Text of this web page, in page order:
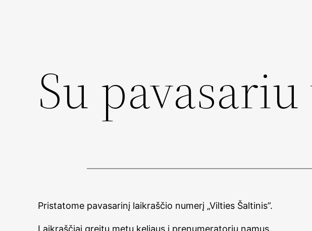
Su
Pristatome pavasarinį laikraščio numerį „Vilties Šaltinis”.
Laikraščiai greitu metu keliaus į prenumeratorių namus.